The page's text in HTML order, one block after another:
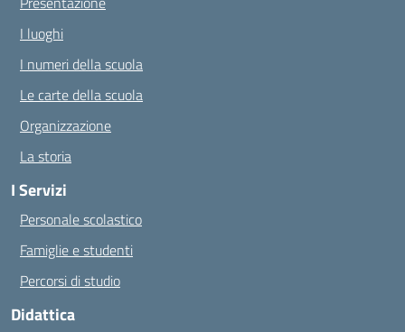
I luoghi
I numeri della scuola
Le carte della scuola
Organizzazione
La storia
I Servizi
Personale scolastico
Famiglie e studenti
Percorsi di studio
Didattica